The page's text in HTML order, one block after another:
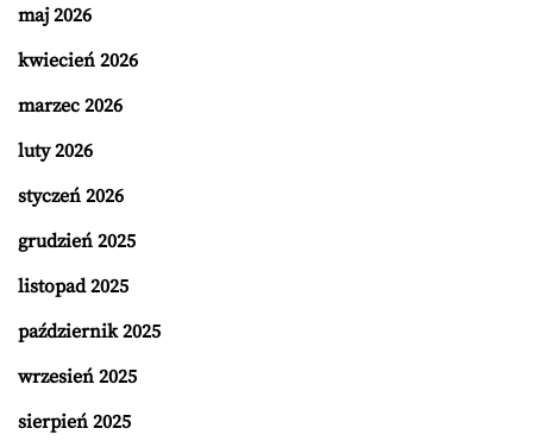
maj 2026
kwiecień 2026
marzec 2026
luty 2026
styczeń 2026
grudzień 2025
listopad 2025
październik 2025
wrzesień 2025
sierpień 2025